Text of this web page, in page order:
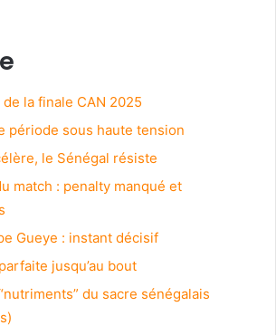
la finale CAN 2025
période sous haute tension
le Sénégal résiste
match : penalty manqué et
Gueye : instant décisif
jusqu’au bout
du sacre sénégalais